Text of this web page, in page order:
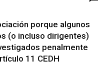
porque algunos
(o incluso dirigentes)
penalmente
11 CEDH